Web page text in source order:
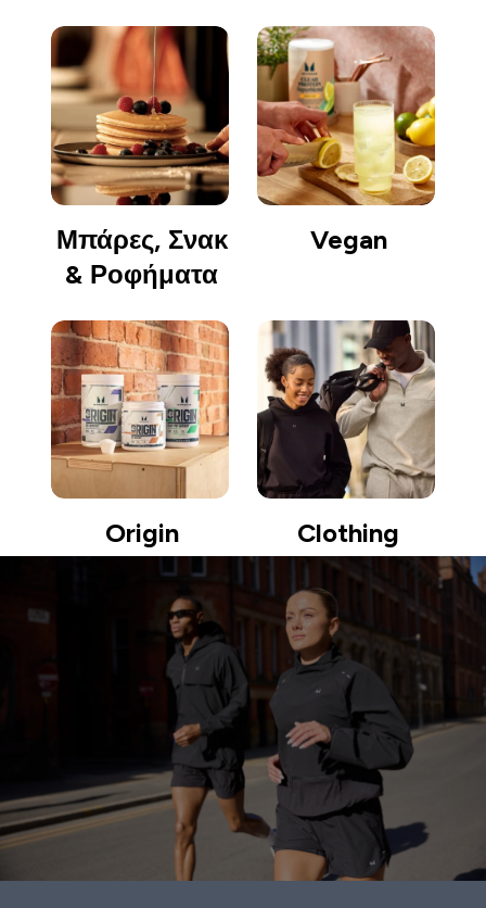
Μπάρες, Σνακ
& Ροφήματα
Vegan
Origin Clothing